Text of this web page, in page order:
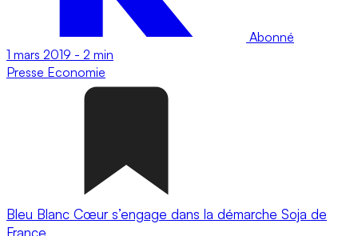
Abonné
1 mars 2019 - 2 min
Presse Economie
Bleu Blanc Cœur s’engage dans la démarche Soja de
France